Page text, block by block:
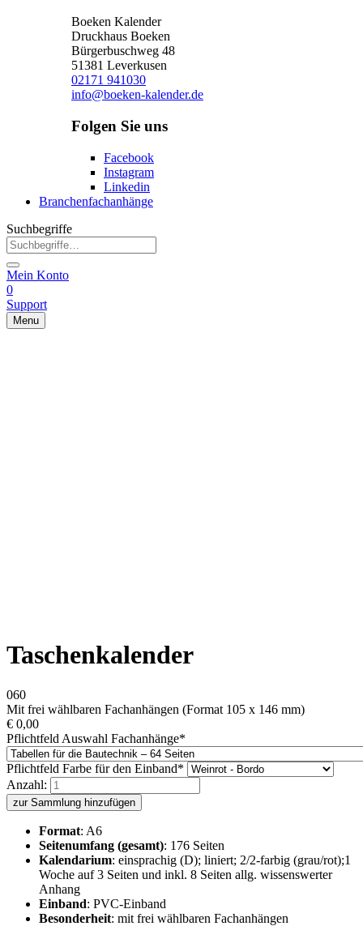
Boeken Kalender
Druckhaus Boeken
Bürgerbuschweg 48
51381 Leverkusen
02171 941030
info@boeken-kalender.de
Folgen Sie uns
Facebook
Instagram
Linkedin
Branchenfachanhänge
Suchbegriffe
Mein Konto
0
Support
Menu
Taschenkalender
060
Mit frei wählbaren Fachanhängen (Format 105 x 146 mm)
€ 0,00
Pflichtfeld Auswahl Fachanhänge*
Pflichtfeld Farbe für den Einband*
Anzahl:
zur Sammlung hinzufügen
Format: A6
Seitenumfang (gesamt): 176 Seiten
Kalendarium: einsprachig (D); liniert; 2/2-farbig (grau/rot);1
Woche auf 3 Seiten und inkl. 8 Seiten allg. wissenswerter
Anhang
Einband: PVC-Einband
Besonderheit: mit frei wählbaren Fachanhängen